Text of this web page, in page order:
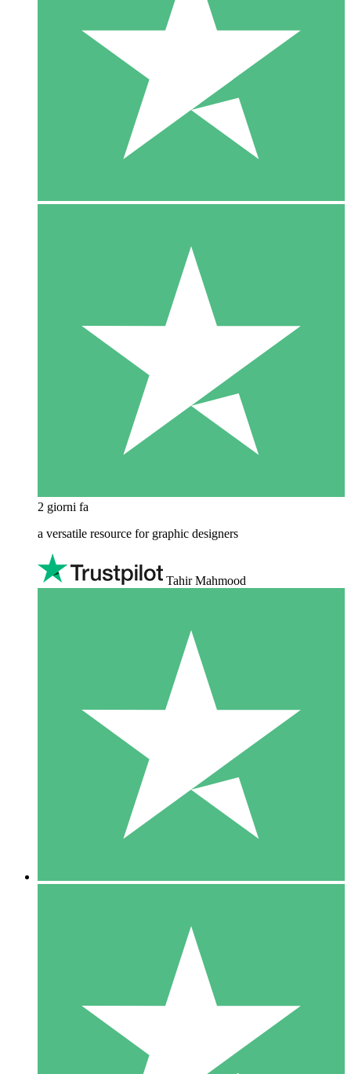
2 giorni fa
a versatile resource for graphic designers
Tahir Mahmood